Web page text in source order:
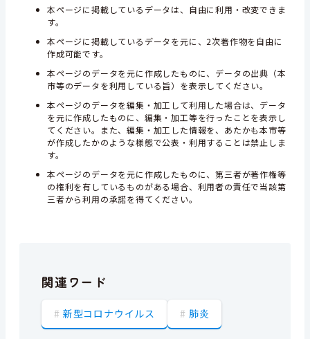
本ページに掲載しているデータは、自由に利用・改変できま
す。
本ページに掲載しているデータを元に、2次著作物を自由に
作成可能です。
本ページのデータを元に作成したものに、データの出典（本
市等のデータを利用している旨）を表示してください。
本ページのデータを編集・加工して利用した場合は、データ
を元に作成したものに、編集・加工等を行ったことを表示し
てください。また、編集・加工した情報を、あたかも本市等
が作成したかのような様態で公表・利用することは禁止しま
す。
本ページのデータを元に作成したものに、第三者が著作権等
の権利を有しているものがある場合、利用者の責任で当該第
三者から利用の承諾を得てください。
関連ワード
新型コロナウイルス 肺炎